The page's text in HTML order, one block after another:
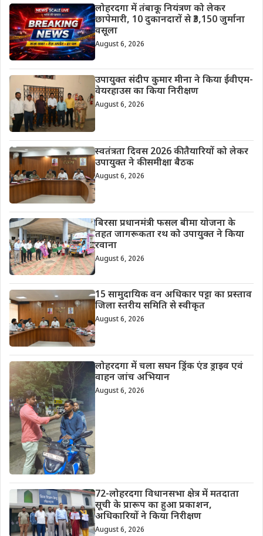
लोहरदगा में तंबाकू नियंत्रण को लेकर
छापेमारी, 10 दुकानदारों से ₹3,150 जुर्माना
वसूला
August 6, 2026
उपायुक्त संदीप कुमार मीना ने किया ईवीएम-
वेयरहाउस का किया निरीक्षण
August 6, 2026
स्वतंत्रता दिवस 2026 की तैयारियों को लेकर
उपायुक्त ने की समीक्षा बैठक
August 6, 2026
बिरसा प्रधानमंत्री फसल बीमा योजना के
तहत जागरूकता रथ को उपायुक्त ने किया
रवाना
August 6, 2026
15 सामुदायिक वन अधिकार पट्टा का प्रस्ताव
जिला स्तरीय समिति से स्वीकृत
August 6, 2026
लोहरदगा में चला सघन ड्रिंक एंड ड्राइव एवं
वाहन जांच अभियान
August 6, 2026
72-लोहरदगा विधानसभा क्षेत्र में मतदाता
सूची के प्रारूप का हुआ प्रकाशन,
अधिकारियों ने किया निरीक्षण
August 6, 2026